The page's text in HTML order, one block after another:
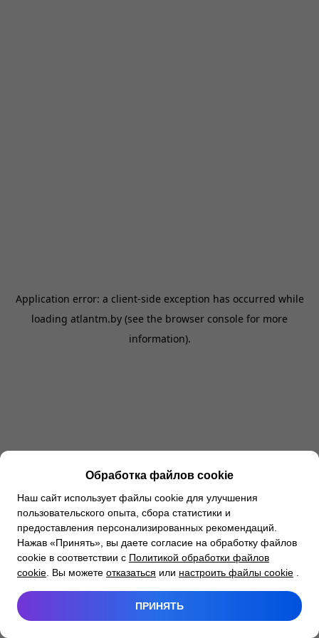
Application error: a client-side exception has occurred while
loading atlantm.by (see the browser console for more
information).
Обработка файлов cookie
Наш сайт использует файлы cookie для улучшения
пользовательского опыта, сбора статистики и
предоставления персонализированных рекомендаций.
Нажав «Принять», вы даете согласие на обработку файлов
cookie в соответствии с Политикой обработки файлов
cookie . Вы можете отказаться или настроить файлы cookie
ПРИНЯТЬ